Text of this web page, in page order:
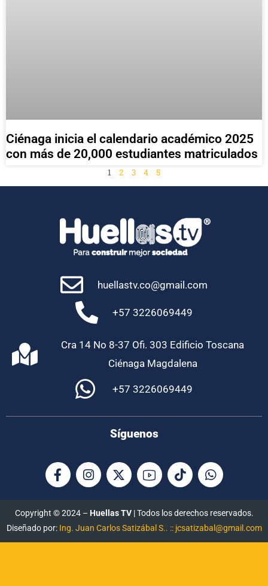
Ciénaga inicia el calendario académico 2025
con más de 20,000 estudiantes matriculados
1 2 3 4 5
huellastv.co@gmail.com
+57 3226069449
Cra 14 No 8-37 Ofi. 303 Edificio Toscana
Ciénaga Magdalena
+57 3226069449
Síguenos
Copyright © 2024 – Huellas TV| Todos los derechos reservados.
Diseñado por: Ing. Juan Carlos Satizábal S.. :: jcsatizabal@gmail.com